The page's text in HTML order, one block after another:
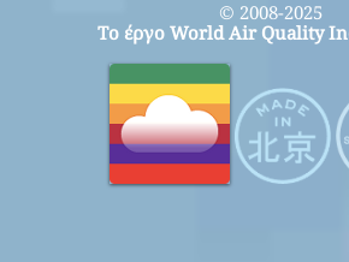
© 2008-2025
Το έργο World Air Quality